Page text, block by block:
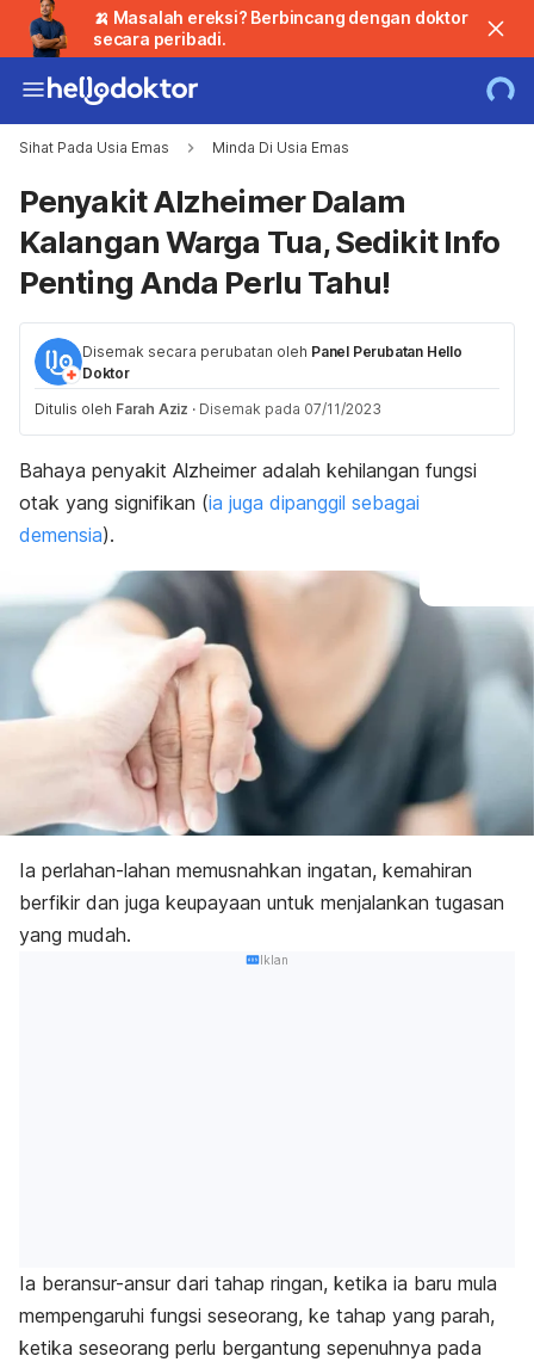
🍌 Masalah ereksi? Berbincang dengan doktor
secara peribadi.
Sihat Pada Usia Emas Minda Di Usia Emas
Penyakit Alzheimer Dalam
Kalangan Warga Tua, Sedikit Info
Penting Anda Perlu Tahu!
Disemak secara perubatan oleh Panel Perubatan Hello
Doktor
Ditulis oleh Farah Aziz · Disemak pada 07/11/2023
Bahaya penyakit Alzheimer adalah kehilangan fungsi
otak yang signifikan (ia juga dipanggil sebagai
demensia).
Ia perlahan-lahan memusnahkan ingatan, kemahiran
berfikir dan juga keupayaan untuk menjalankan tugasan
yang mudah.
Iklan
Ia beransur-ansur dari tahap ringan, ketika ia baru mula
mempengaruhi fungsi seseorang, ke tahap yang parah,
ketika seseorang perlu bergantung sepenuhnya pada